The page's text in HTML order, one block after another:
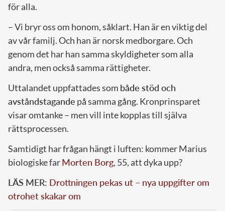
för alla.
– Vi bryr oss om honom, såklart. Han är en viktig del
av vår familj. Och han är norsk medborgare. Och
genom det har han samma skyldigheter som alla
andra, men också samma rättigheter.
Uttalandet uppfattades som både stöd och
avståndstagande på samma gång. Kronprinsparet
visar omtanke – men vill inte kopplas till själva
rättsprocessen.
Samtidigt har frågan hängt i luften: kommer Marius
biologiske farMorten Borg, 55, att dyka upp?
LÄS MER: Drottningen pekas ut – nya uppgifter om
otrohet skakar om